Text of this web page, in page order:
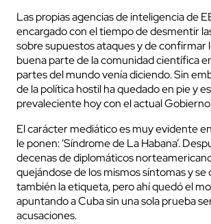
Las propias agencias de inteligencia de
encargado con el tiempo de desmentir
sobre supuestos ataques y de confirmar
buena parte de la comunidad científica
partes del mundo venía diciendo. Sin
de la política hostil ha quedado en pie y
prevaleciente hoy con el actual Gobierno
El carácter mediático es muy evidente
le ponen: ‘Síndrome de La Habana’.
decenas de diplomáticos
quejándose de los mismos síntomas y
también la etiqueta, pero ahí quedó el
apuntando a Cuba sin una sola prueba
acusaciones.